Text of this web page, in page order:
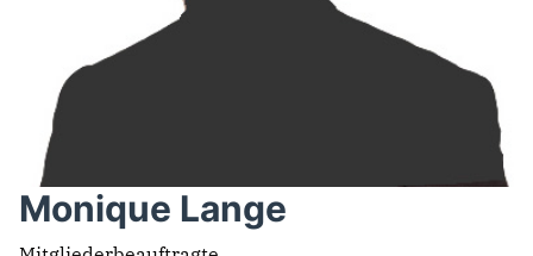
Monique Lange